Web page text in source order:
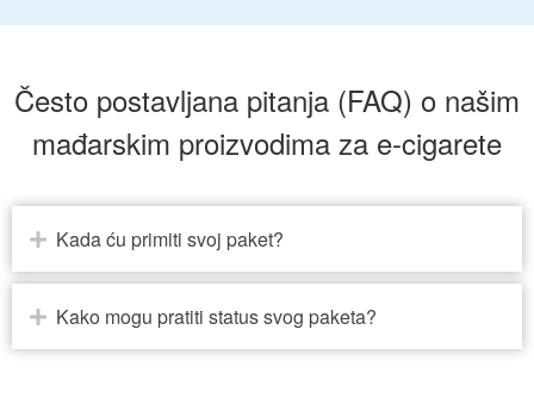
Često postavljana pitanja (FAQ) o našim
mađarskim proizvodima za e-cigarete
Kada ću primiti svoj paket?
Kako mogu pratiti status svog paketa?